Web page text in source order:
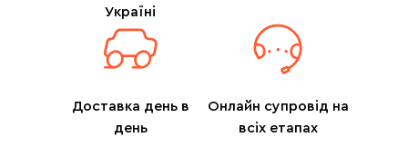
Україні
Доставка день в
день
Онлайн супровід на
всіх етапах